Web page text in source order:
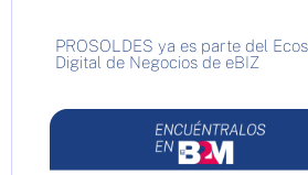
PROSOLDES ya es parte del
Digital de Negocios de eBIZ